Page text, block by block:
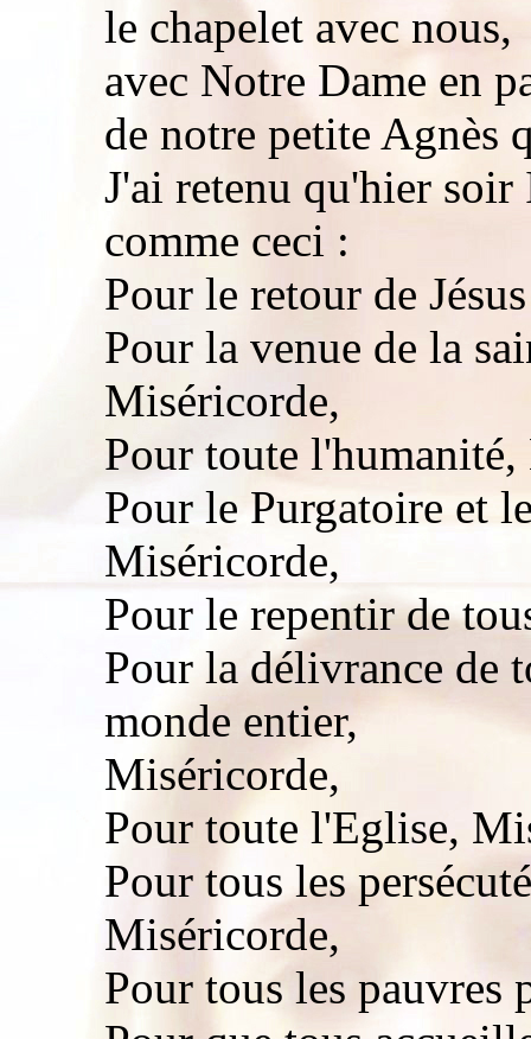
le chapelet avec nous,
avec Notre Dame en
de notre petite Agnès
J'ai retenu qu'hier
comme ceci :
Pour le retour de
Pour la venue de la
Miséricorde,
Pour toute
Pour le Purgatoire et
Miséricorde,
Pour le repentir de
Pour la délivrance de
monde entier,
Miséricorde,
Pour toute l'Eglise,
Pour tous les
Miséricorde,
Pour tous les pauvres